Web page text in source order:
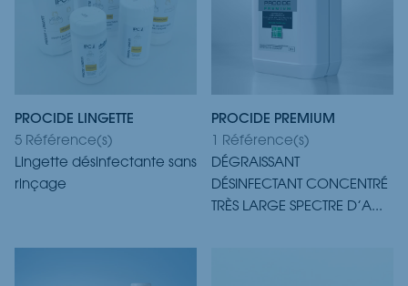
PROCIDE LINGETTE
5 Référence(s)
Lingette désinfectante sans
rinçage
PROCIDE PREMIUM
1 Référence(s)
DÉGRAISSANT
DÉSINFECTANT CONCENTRÉ
TRÈS LARGE SPECTRE D’A...